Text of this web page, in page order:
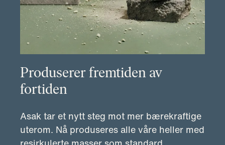
Produserer fremtiden av
fortiden
Asak tar et nytt steg mot mer bærekraftige
uterom. Nå produseres alle våre heller med